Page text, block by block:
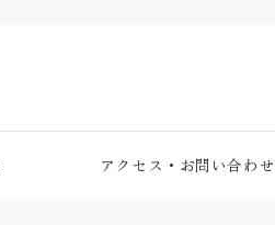
アクセス・お問い合わせ